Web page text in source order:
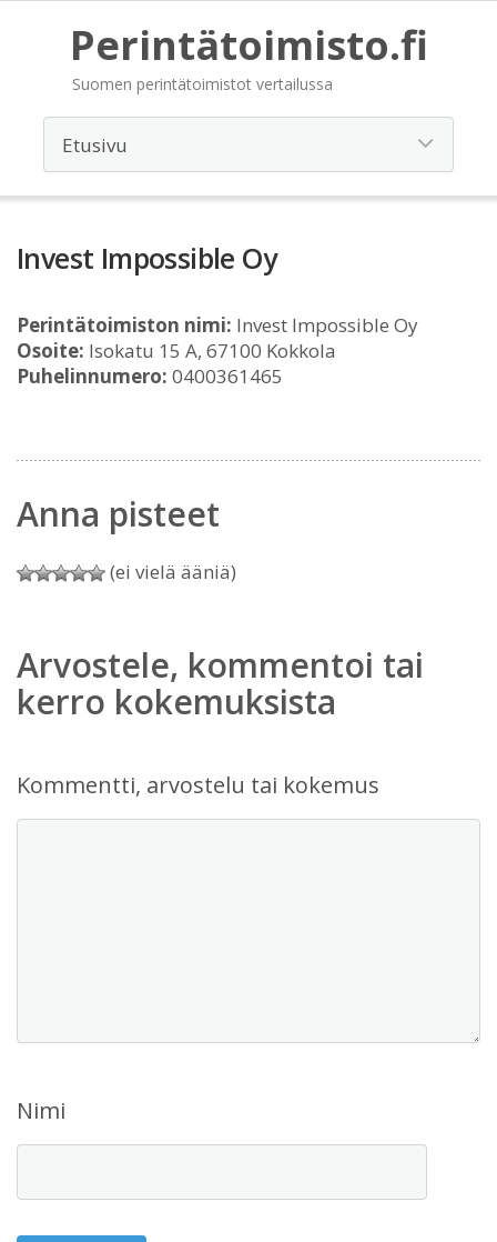
Perintätoimisto.fi
Suomen perintätoimistot vertailussa
Invest Impossible Oy
Perintätoimiston nimi: Invest Impossible Oy
Osoite: Isokatu 15 A, 67100 Kokkola
Puhelinnumero: 0400361465
Anna pisteet
(ei vielä ääniä)
Arvostele, kommentoi tai
kerro kokemuksista
Kommentti, arvostelu tai kokemus
Nimi